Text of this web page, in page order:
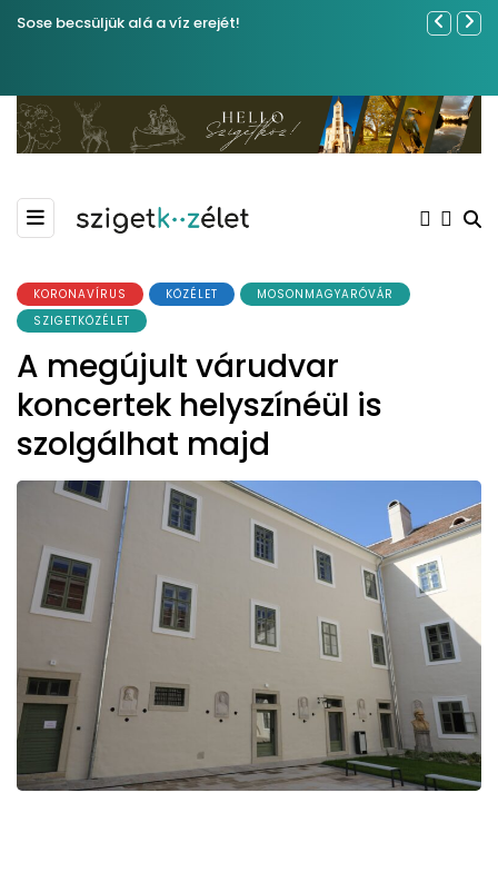
Sose becsüljük alá a víz erejét!
Közel
KORONAVÍRUS KÖZÉLET
MOSONMAGYARÓVÁR
SZIGETKÖZÉLET
A megújult várudvar
koncertek helyszínéül is
szolgálhat majd